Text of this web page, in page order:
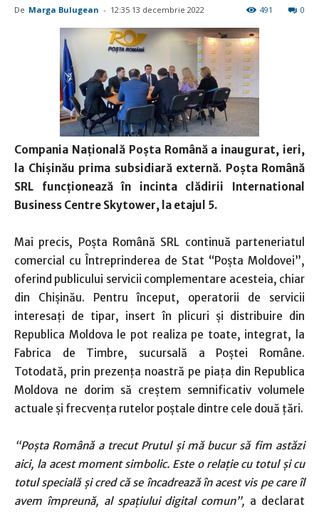
De Marga Bulugean - 12:35 13 decembrie 2022 0
491
Compania Națională Poșta Română a inaugurat, ieri,
la Chișinău prima subsidiară externă. Poșta Română
SRL funcționează în incinta clădirii International
Business Centre Skytower, la etajul 5.
Mai precis, Poșta Română SRL continuă parteneriatul
comercial cu Întreprinderea de Stat “Poșta Moldovei”,
oferind publicului servicii complementare acesteia, chiar
din Chișinău. Pentru început, operatorii de servicii
interesați de tipar, insert în plicuri și distribuire din
Republica Moldova le pot realiza pe toate, integrat, la
Fabrica de Timbre, sucursală a Poștei Române.
Totodată, prin prezența noastră pe piața din Republica
Moldova ne dorim să creștem semnificativ volumele
actuale și frecvența rutelor poștale dintre cele două țări.
“Poșta Română a trecut Prutul și mă bucur să fim astăzi
aici, la acest moment simbolic. Este o relație cu totul și cu
totul specială și cred că se încadrează în acest vis pe care îl
avem împreună, al spațiului digital comun”, a declarat